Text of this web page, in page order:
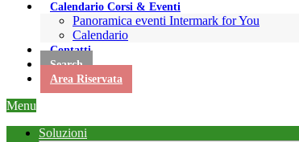
Calendario Corsi & Eventi
Panoramica eventi Intermark for You
Calendario
Contatti
Search
Area Riservata
Menu
Soluzioni